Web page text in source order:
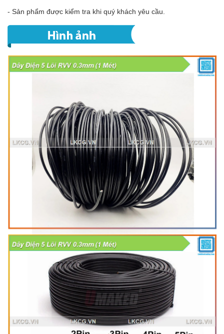
- Sản phẩm được kiểm tra khi quý khách yêu cầu.